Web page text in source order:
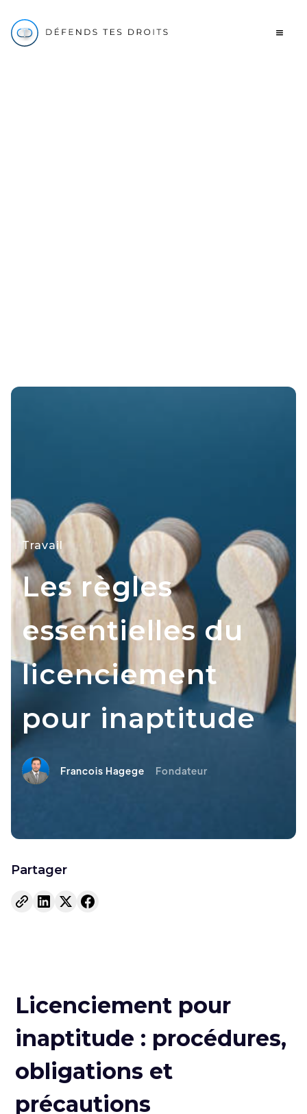
Travail
Les règles
essentielles du
licenciement
pour inaptitude
Francois Hagege Fondateur
Partager
Licenciement pour
inaptitude : procédures,
obligations et
précautions